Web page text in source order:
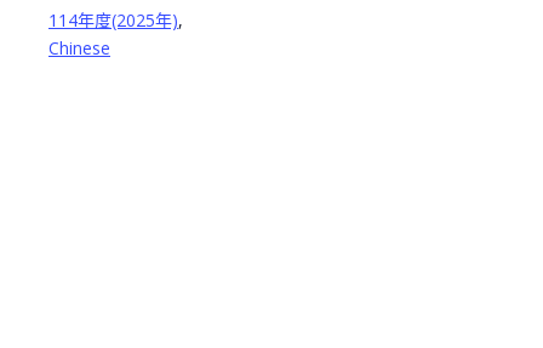
114年度(2025年),
Chinese